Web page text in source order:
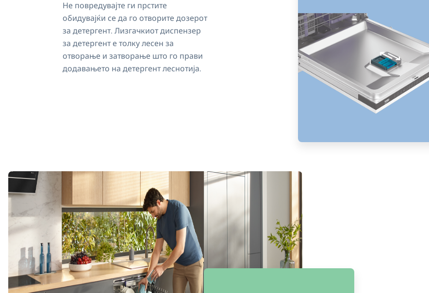
Не повредувајте ги прстите
обидувајќи се да го отворите дозерот
за детергент. Лизгачкиот диспензер
за детергент е толку лесен за
отворање и затворање што го прави
додавањето на детергент леснотија.